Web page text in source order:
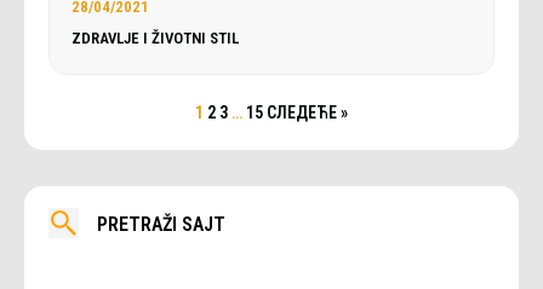
28/04/2021
ZDRAVLJE I ŽIVOTNI STIL
1 2 3 … 15 СЛЕДЕЋЕ »
PRETRAŽI SAJT